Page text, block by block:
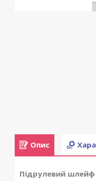
Опис
Підрулевий шлейф